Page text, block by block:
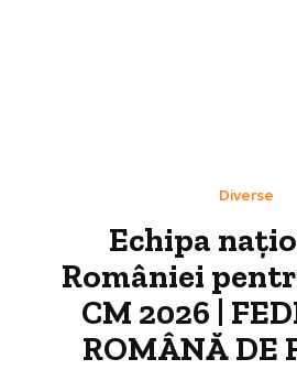
Diverse
Echipa
României
CM 2026 |
ROMÂNĂ DE